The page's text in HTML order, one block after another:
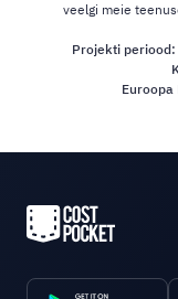
veelgi meie
Projekti periood:
Euroopa